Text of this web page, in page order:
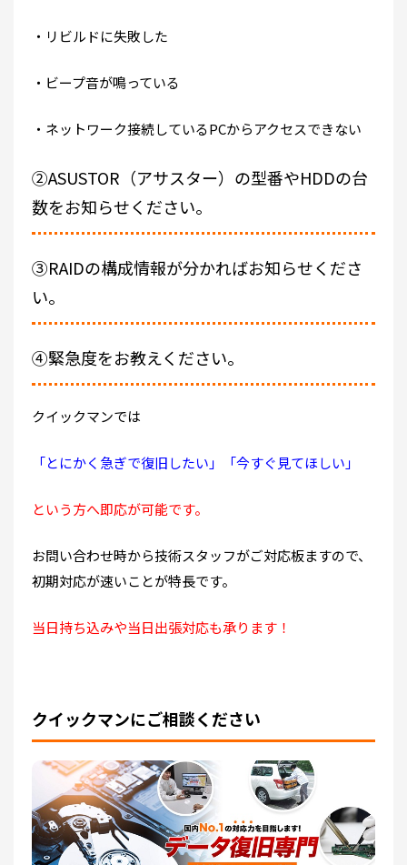
・リビルドに失敗した
・ビープ音が鳴っている
・ネットワーク接続しているPCからアクセスできない
②ASUSTOR（アサスター）の型番やHDDの台
数をお知らせください。
③RAIDの構成情報が分かればお知らせくださ
い。
④緊急度をお教えください。
クイックマンでは
「とにかく急ぎで復旧したい」「今すぐ見てほしい」
という方へ即応が可能です。
お問い合わせ時から技術スタッフがご対応板ますので、
初期対応が速いことが特長です。
当日持ち込みや当日出張対応も承ります！
クイックマンにご相談ください